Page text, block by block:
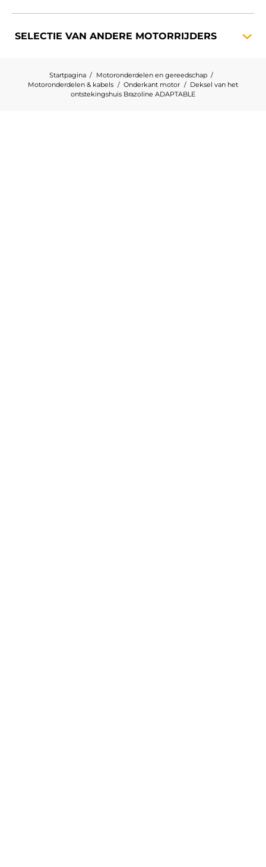
SELECTIE VAN ANDERE MOTORRIJDERS
Startpagina
Motoronderdelen en gereedschap
Motoronderdelen & kabels
Onderkant motor
Deksel van het
ontstekingshuis Brazoline ADAPTABLE